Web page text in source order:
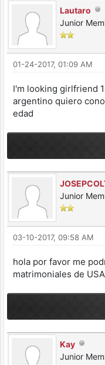
Lautaro
Junior
01-24-2017, 01:09 AM
I'm looking girlfriend
argentino quiero
edad
Junior
03-10-2017, 09:58 AM
hola por favor me
matrimoniales de
Kay
Junior